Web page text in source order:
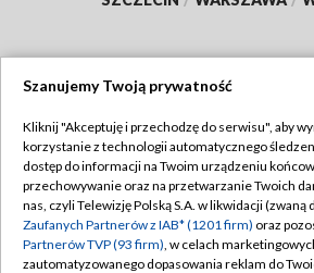
TVP
Abonament TVP
Emisja w TVP
Centrum informacji TVP
Regulamin TVP
Polityka
Moje zgody
Szanujemy Twoją prywatność
Kliknij "Akceptuję i przechodzę do serwisu", aby
korzystanie z technologii automatycznego
dostęp do informacji na Twoim urządzeniu
przechowywanie oraz na przetwarzanie Twoich
nas, czyli Telewizję Polską S.A. w likwidacji (zwaną
Zaufanych Partnerów z IAB* (1201 firm) oraz
Partnerów TVP (93 firm), w celach
zautomatyzowanego dopasowania reklam do